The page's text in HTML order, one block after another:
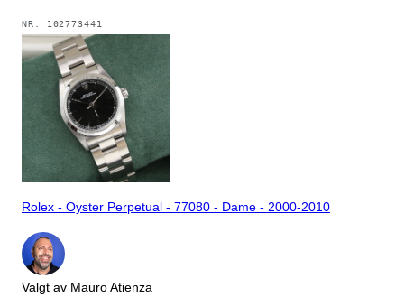
NR. 102773441
Rolex - Oyster Perpetual - 77080 - Dame - 2000-2010
Valgt av Mauro Atienza